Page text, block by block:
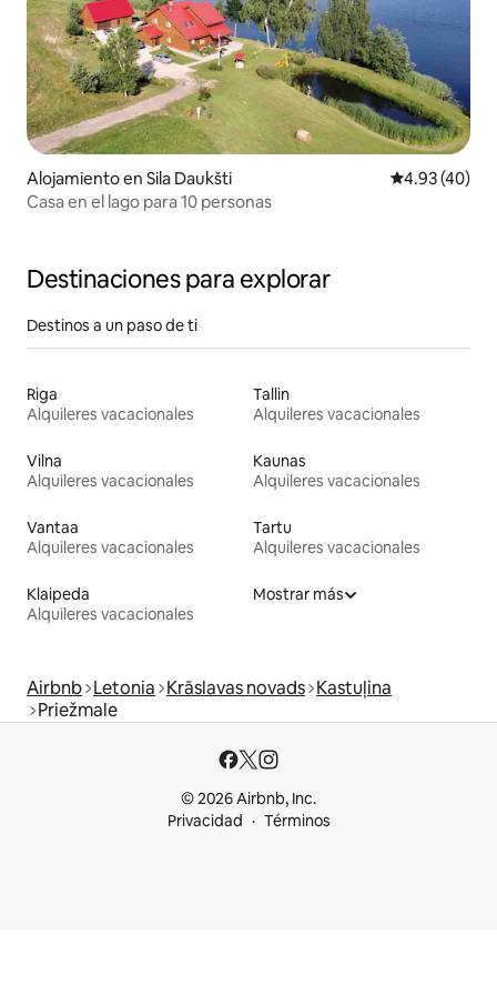
Alojamiento en Sila Daukšti Calificación
4.93 (40)
Casa en el lago para 10 personas
Destinaciones para explorar
Destinos a un paso de ti
Riga
Alquileres vacacionales
Tallin
Alquileres vacacionales
Vilna
Alquileres vacacionales
Kaunas
Alquileres vacacionales
Vantaa
Alquileres vacacionales
Tartu
Alquileres vacacionales
Klaipeda
Alquileres vacacionales
Mostrar más
Airbnb Letonia Krāslavas novads Kastuļina
Priežmale
© 2026 Airbnb, Inc.
Privacidad
Términos